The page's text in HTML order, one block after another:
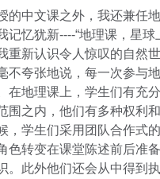
的中文课之外，我还兼任
记忆犹新----“地理课，星
重新认识令人惊叹的自然
不夸张地说，每一次参与
在地理课上，学生们有充
围之内，他们有多种权利
，学生们采用团队合作式
色转变在课堂陈述前后准
。此外他们还会从中得到